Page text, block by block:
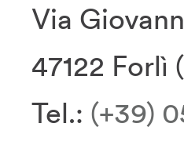
Via
47122 Forlì
Tel.: (+39)